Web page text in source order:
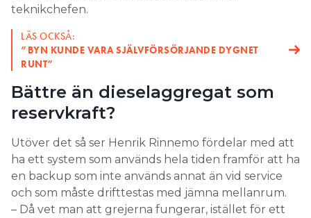
teknikchefen.
LÄS OCKSÅ:
”BYN KUNDE VARA SJÄLV­FÖRSÖRJANDE DYGNET
RUNT”
Bättre än dieselaggregat som
reservkraft?
Utöver det så ser Henrik Rinnemo fördelar med att
ha ett system som används hela tiden framför att ha
en backup som inte används annat än vid service
och som måste drifttestas med jämna mellanrum.
– Då vet man att grejerna fungerar, istället för ett